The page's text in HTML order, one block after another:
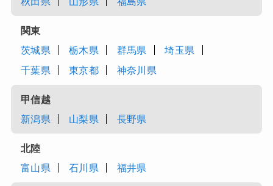
関東
茨城県
栃木県 群馬県
埼玉県
千葉県
東京都 神奈川県
甲信越
新潟県
山梨県 長野県
北陸
富山県
石川県 福井県